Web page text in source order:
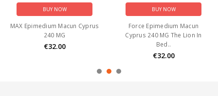
BUY NOW
MAX Epimedium Macun Cyprus
240 MG
€32.00
BUY NOW
Force Epimedium Macun
Cyprus 240 MG The Lion In
Bed..
€32.00